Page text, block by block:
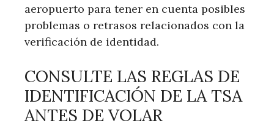
aeropuerto para tener en cuenta posibles
problemas o retrasos relacionados con la
verificación de identidad.
CONSULTE LAS REGLAS DE
IDENTIFICACIÓN DE LA TSA
ANTES DE VOLAR